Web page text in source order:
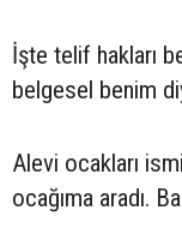
İşte telif hakları
belgesel benim
Alevi ocakları
ocağıma aradı.